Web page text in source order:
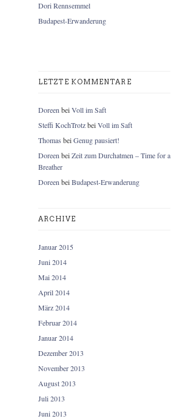
Dori Rennsemmel
Budapest-Erwanderung
LETZTE KOMMENTARE
Doreen beiVoll im Saft
Steffi KochTrotzbeiVoll im Saft
Thomas beiGenug pausiert!
Doreen beiZeit zum Durchatmen – Time for a
Breather
Doreen beiBudapest-Erwanderung
ARCHIVE
Januar 2015
Juni 2014
Mai 2014
April 2014
März 2014
Februar 2014
Januar 2014
Dezember 2013
November 2013
August 2013
Juli 2013
Juni 2013